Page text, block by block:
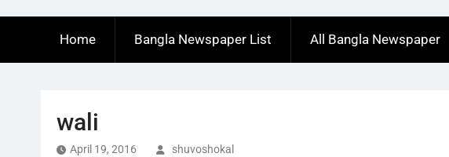
Home Bangla Newspaper List All Bangla Newspaper
wali
April 19, 2016 shuvoshokal